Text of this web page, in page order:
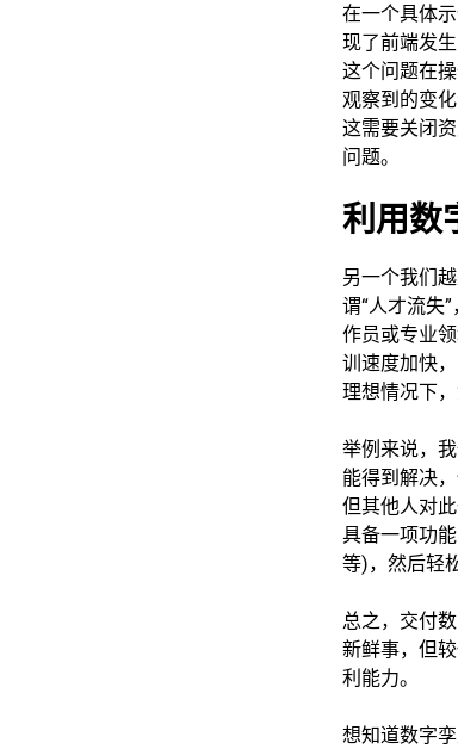
在一个具体
现了前端发
这个问题在
观察到的变
这需要关闭
问题。
利用数
另一个我们
谓“人才流失
作员或专业
训速度加快
理想情况下
举例来说，
能得到解决
但其他人对
具备一项功
等)，然后轻
总之，交付
新鲜事，但
利能力。
想知道数字